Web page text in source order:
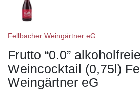
Fellbacher Weingärtner eG
Frutto “0.0”
Weincocktail (0,75l)
Weingärtner eG